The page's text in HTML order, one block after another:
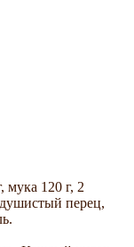
мука 120 г, 2
перец,